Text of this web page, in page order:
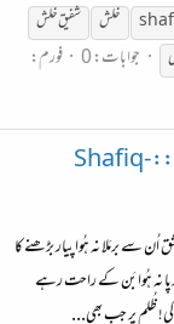
خلش شفیقخلش
جوابات: 0
فورم:
:::::آشنا دست بر دُعا نہ ہُوا:::::: Shafiq-
سے برمَلا نہ ہُوا پیار بڑھنے کا
نہ ہُوا بَن کے راحت رہے
ظُلم پر جب بھی...